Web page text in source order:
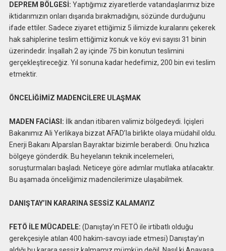
DEPREM BÖLGESİ: Yaptığımız ziyaretlerde vatandaşlarımız bize
iktidarımızın onları dışarıda bırakmadığını, sözünde durduğunu
ifade ettiler. Sadece ziyaret ettiğimiz 5 ilimizde kuralarını çekerek
hak sahiplerine teslim ettiğimiz konuk ve köy evi sayısı 31 binin
üzerindedir. İnşallah 2 ay içinde 75 bin konutun teslimini
gerçekleştireceğiz. Yıl sonuna kadar hedefimiz, 200 bin evi teslim
etmektir.
ÖNCELİĞİMİZ MADENCİLERE ULAŞMAK
MADEN FACİASI: İlk andan itibaren valimiz bölgedeydi. İçişleri
Bakanımız Ali Yerlikaya bizzat AFAD’la birlikte olaya müdahil oldu.
Enerji Bakanı Alparslan Bayraktar bizimle beraberdi. Onu hızlıca
bölgeye gönderdik. Bu heyelanın teknik incelemeleri,
soruşturmaları başladı. Neticeye göre adımlar mutlaka atılacaktır.
Bu aşamada önceliğimiz madencilerimize ulaşabilmek.
DANIŞTAY’IN KARARINA SESSİZ KALAMAYIZ
FETÖ İLE MÜCADELE: (Danıştay’ın FETÖ ile irtibatlı olduğu
gerekçesiyle atılan 400 hakim-savcıyı iade etmesi) Danıştay’ın